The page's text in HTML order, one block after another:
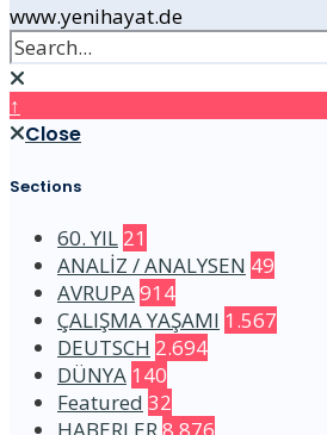
www.yenihayat.de
↑
Close
Sections
60. YIL 21
ANALİZ / ANALYSEN 49
AVRUPA914
ÇALIŞMA YAŞAMI 1.567
DEUTSCH 2.694
DÜNYA 140
Featured 32